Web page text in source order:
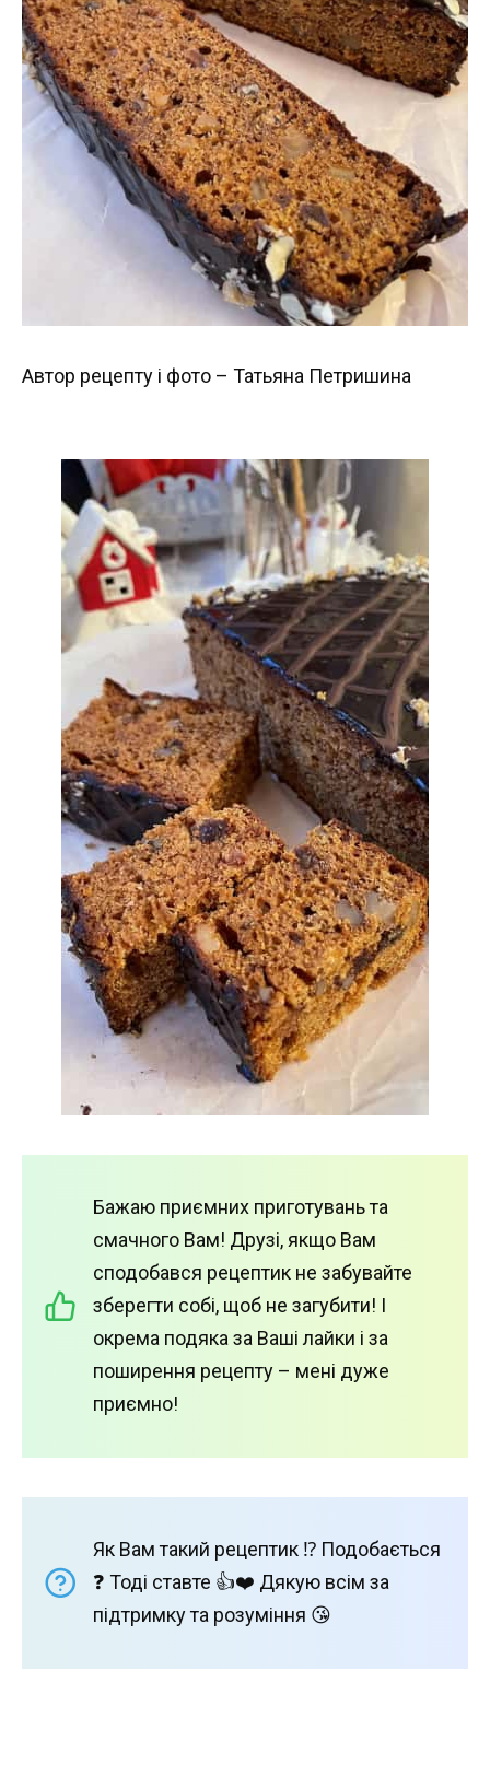
Автор рецепту і фото – Татьяна Петришина
Бажаю приємних приготувань та
смачного Вам! Друзі, якщо Вам
сподобався рецептик не забувайте
зберегти собі, щоб не загубити! І
окрема подяка за Ваші лайки і за
поширення рецепту – мені дуже
приємно!
Як Вам такий рецептик ⁉️ Подобається
❓ Тоді ставте 👍❤️ Дякую всім за
підтримку та розуміння 😘